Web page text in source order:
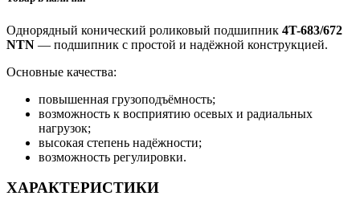
Однорядный конический роликовый подшипник 4T-683/672
NTN — подшипник с простой и надёжной конструкцией.
Основные качества:
повышенная грузоподъёмность;
возможность к восприятию осевых и радиальных
нагрузок;
высокая степень надёжности;
возможность регулировки.
ХАРАКТЕРИСТИКИ